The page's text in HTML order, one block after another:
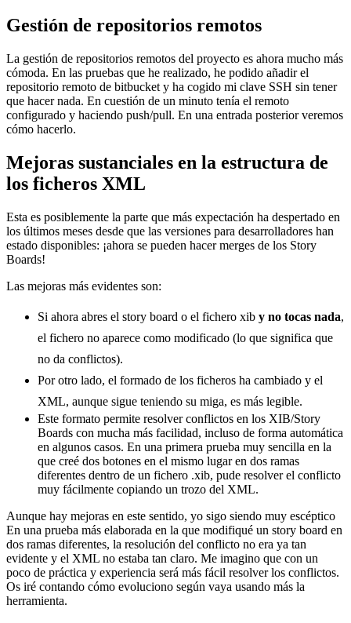
Gestión de repositorios remotos
La gestión de repositorios remotos del proyecto es ahora mucho más
cómoda. En las pruebas que he realizado, he podido añadir el
repositorio remoto de bitbucket y ha cogido mi clave SSH sin tener
que hacer nada. En cuestión de un minuto tenía el remoto
configurado y haciendo push/pull. En una entrada posterior veremos
cómo hacerlo.
Mejoras sustanciales en la estructura de
los ficheros XML
Esta es posiblemente la parte que más expectación ha despertado en
los últimos meses desde que las versiones para desarrolladores han
estado disponibles: ¡ahora se pueden hacer merges de los Story
Boards!
Las mejoras más evidentes son:
Si ahora abres el story board o el fichero xib y no tocas nada,
el fichero no aparece como modificado (lo que significa que
no da conflictos).
Por otro lado, el formado de los ficheros ha cambiado y el
XML, aunque sigue teniendo su miga, es más legible.
Este formato permite resolver conflictos en los XIB/Story
Boards con mucha más facilidad, incluso de forma automática
en algunos casos. En una primera prueba muy sencilla en la
que creé dos botones en el mismo lugar en dos ramas
diferentes dentro de un fichero .xib, pude resolver el conflicto
muy fácilmente copiando un trozo del XML.
Aunque hay mejoras en este sentido, yo sigo siendo muy escéptico
En una prueba más elaborada en la que modifiqué un story board en
dos ramas diferentes, la resolución del conflicto no era ya tan
evidente y el XML no estaba tan claro. Me imagino que con un
poco de práctica y experiencia será más fácil resolver los conflictos.
Os iré contando cómo evoluciono según vaya usando más la
herramienta.